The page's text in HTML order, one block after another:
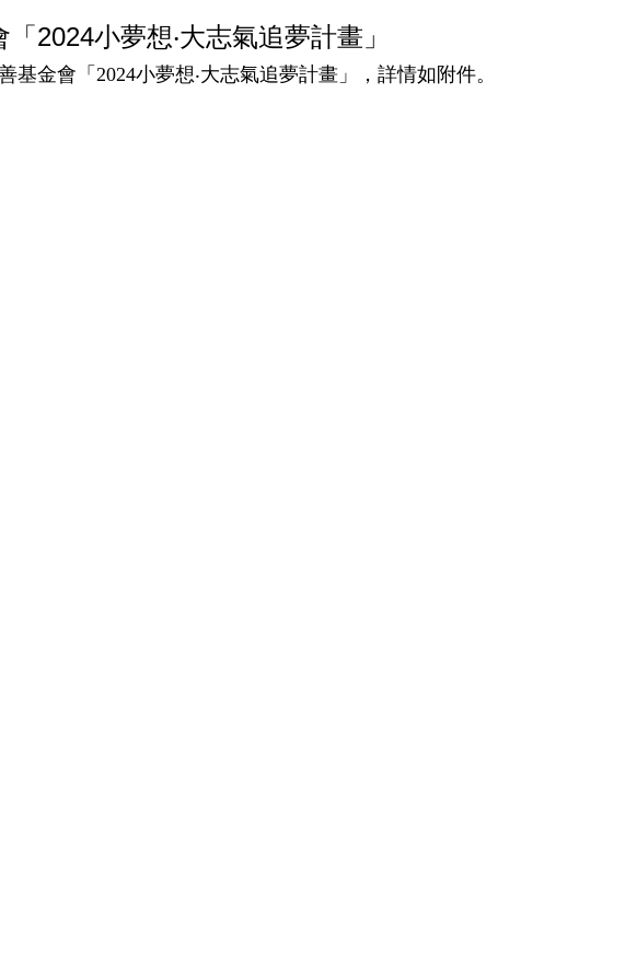
2024小夢想‧大志氣追夢計畫」
金會「2024小夢想‧大志氣追夢計畫」，詳情如附件。